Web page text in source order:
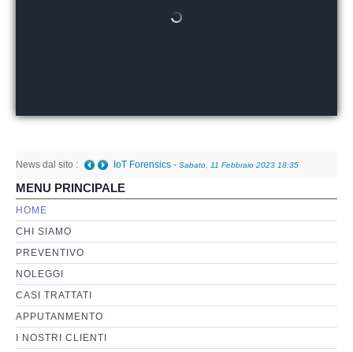
Perizia Smartphone Tablet,Cell.
Perzia su Software/Programmi
Perizia Fonica e Trascrizioni
Perizia su Social Network
Perizia Web Reputation
Perizia Host e Mainframe
News dal sito : IoT Forensics - Sabato, 11 Febbraio 2023 18:35
MENU PRINCIPALE
HOME
CHI SIAMO
PREVENTIVO
NOLEGGI
CASI TRATTATI
APPUTANMENTO
I NOSTRI CLIENTI